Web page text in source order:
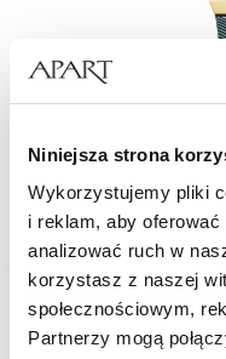
Niniejsza strona
Wykorzystujemy pliki
i reklam, aby oferować
analizować ruch w
korzystasz z naszej
społecznościowym,
Partnerzy mogą
Guess Avril
639 zł